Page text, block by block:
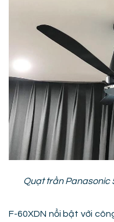
Quạt trần Panasonic
F-60XDN nổi bật với